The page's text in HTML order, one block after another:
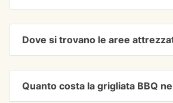
Dove si trovano le aree
Quanto costa la grigliata BBQ